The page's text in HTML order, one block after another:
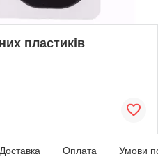
пластиків
Доставка Оплата Умови